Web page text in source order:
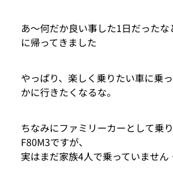
あ〜何だか良い事した1日だった
に帰ってきました
やっぱり、楽しく乗りたい車に乗
かに行きたくなるな。
ちなみにファミリーカーとして乗
F80M3ですが、
実はまだ家族4人で乗っていません